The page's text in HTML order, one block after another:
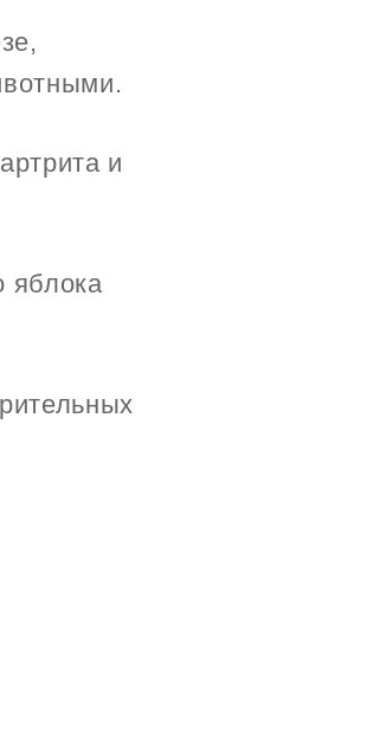
и
яблока